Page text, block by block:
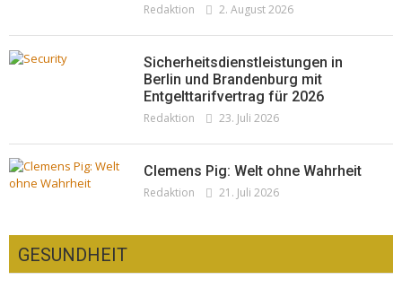
Redaktion 2. August 2026
Sicherheitsdienstleistungen in
Berlin und Brandenburg mit
Entgelttarifvertrag für 2026
Redaktion 23. Juli 2026
Clemens Pig: Welt ohne Wahrheit
Redaktion 21. Juli 2026
GESUNDHEIT